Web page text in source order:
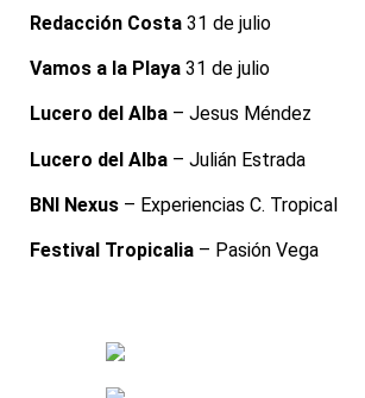
Redacción Costa 31 de julio
Vamos a la Playa 31 de julio
Lucero del Alba – Jesus Méndez
Lucero del Alba – Julián Estrada
BNI Nexus – Experiencias C. Tropical
Festival Tropicalia – Pasión Vega